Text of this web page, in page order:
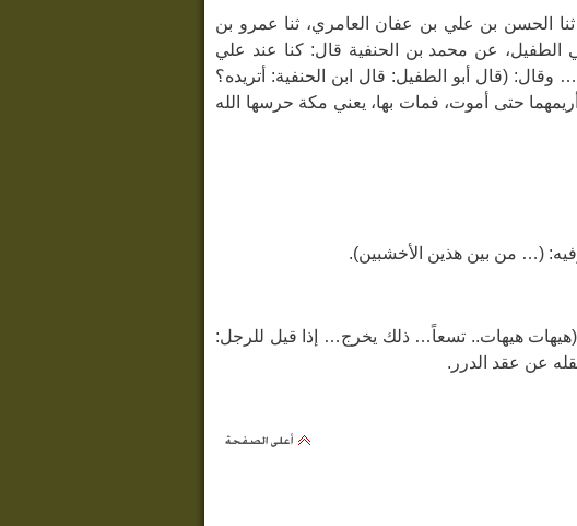
بن يعقوب، ثنا الحسن بن علي بن عفان العامري، ثنا عمرو بن
الطفيل، عن محمد بن الحنفية قال: كنا عند علي
(قال أبو الطفيل: قال ابن الحنفية: أتريده؟
حتى أموت، فمات بها، يعني مكة حرسها الله
وفيه: (هيهات هيهات.. تسعاً… ذلك يخرج… إذا قيل للرجل:
عن عقد الدرر.